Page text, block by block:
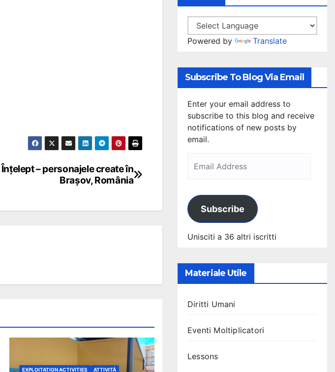
– personajele create în
Brașov, România
EXPLOITATION ACTIVITIES
ATTIVITÀ
Powered by Translate
Subscribe To Blog Via Email
Enter your email address to
subscribe to this blog and receive
notifications of new posts by
email.
Subscribe
Unisciti a 36 altri iscritti
Materiale Utile
Diritti Umani
Eventi Moltiplicatori
Lessons